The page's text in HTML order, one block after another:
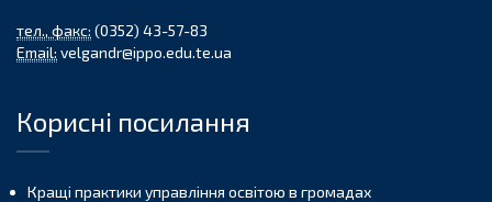
тел., факс: (0352) 43-57-83
Email: velgandr@ippo.edu.te.ua
Корисні посилання
Кращі практики управління освітою в громадах